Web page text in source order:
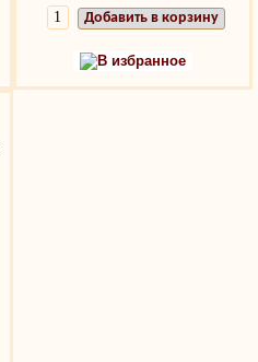
Добавить в корзину
В избранное